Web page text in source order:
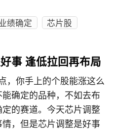
绩确定
芯片股
事 逢低拉回再布局
，你手上的个股能涨这么
确定的品种，不如去布
的赛道。今天芯片调整
，但是芯片调整是好事